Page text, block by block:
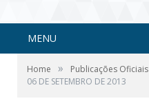
MENU
Home » Publicações Oficiais
06 DE SETEMBRO DE 2013